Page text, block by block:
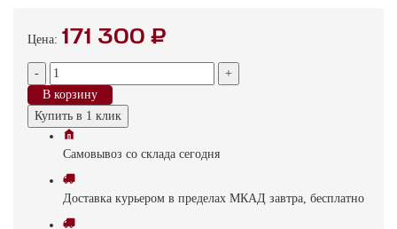
Цена: 171 300 ₽
-
+
В корзину
Купить в 1 клик
Самовывоз со склада cегодня
Доставка курьером в пределах МКАД завтра, бесплатно